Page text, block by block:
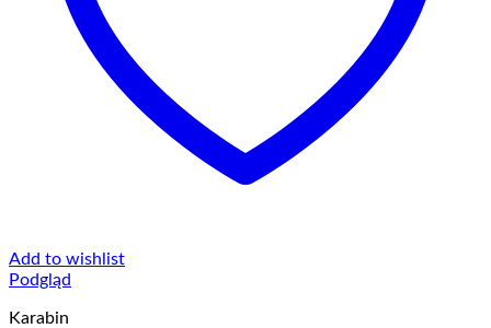
Add to wishlist
Podgląd
Karabin